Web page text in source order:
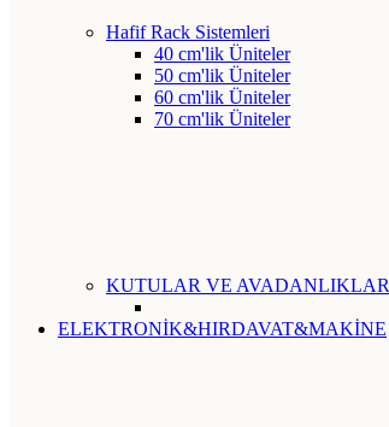
Hafif Rack Sistemleri
40 cm'lik Üniteler
50 cm'lik Üniteler
60 cm'lik Üniteler
70 cm'lik Üniteler
KUTULAR VE AVADANLIKLAR
ELEKTRONİK&HIRDAVAT&MAKİNE